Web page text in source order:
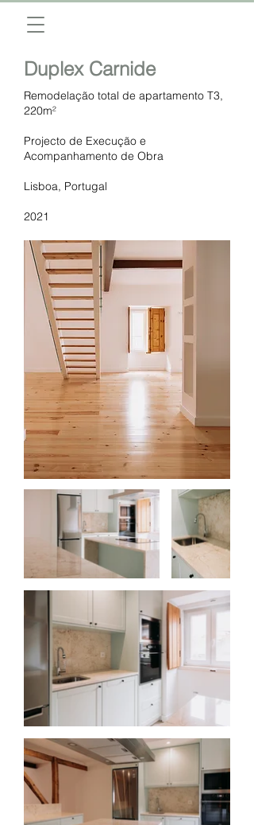
Duplex Carnide
Remodelação total de apartamento T3,
220m²
Projecto de Execução e
Acompanhamento de Obra
Lisboa, Portugal
2021